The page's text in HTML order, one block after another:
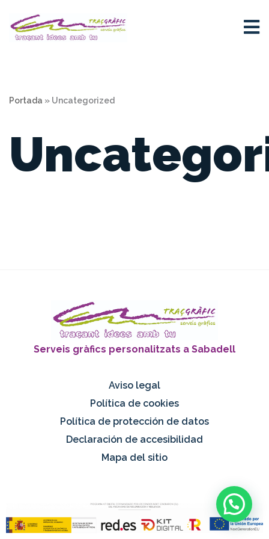
Saltar
Portada » Uncategorized
Serveis gràfics personalitzats a Sabadell
Aviso legal
Política de cookies
Política de protección de datos
Declaración de accesibilidad
Mapa del sitio